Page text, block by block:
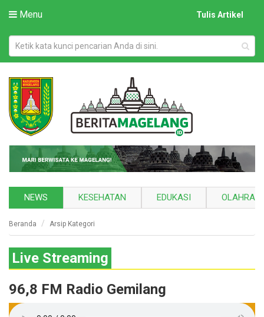
Menu Tulis Artikel
NEWS KESEHATAN EDUKASI
Beranda Arsip Kategori
Live Streaming
96,8 FM Radio Gemilang